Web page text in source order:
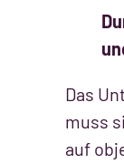
Das
muss
auf